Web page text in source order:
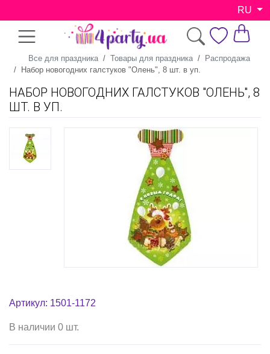
RU
Все для праздника Товары для праздника
Распродажа
Набор новогодних галстуков "Олень", 8 шт. в уп.
НАБОР НОВОГОДНИХ ГАЛСТУКОВ "ОЛЕНЬ", 8
ШТ. В УП.
Артикул: 1501-1172
В наличии 0 шт.